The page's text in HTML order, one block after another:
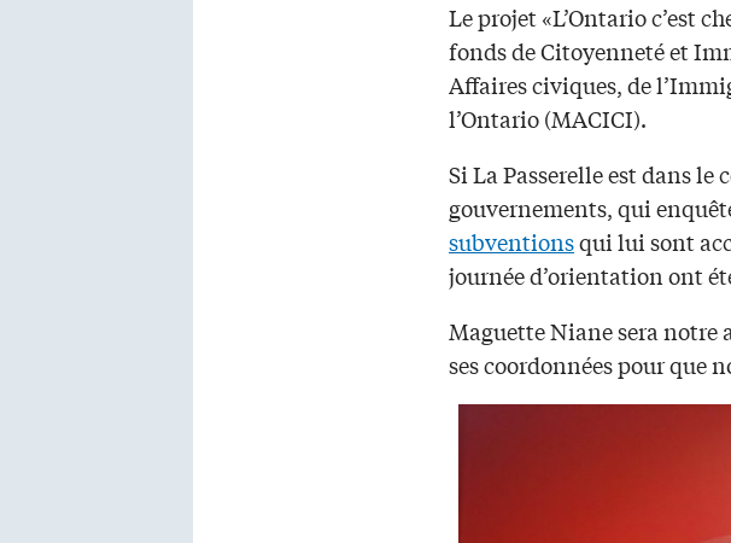
Le projet «L’Ontario c’est
fonds de Citoyenneté et
Affaires civiques, de
l’Ontario (MACICI).
Si La Passerelle est dans
gouvernements, qui
subventionsqui lui sont
journée d’orientation ont
Maguette Niane sera notre
ses coordonnées pour que